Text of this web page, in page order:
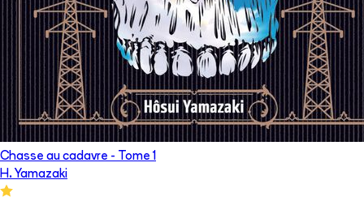
Chasse au cadavre - Tome 1
H. Yamazaki